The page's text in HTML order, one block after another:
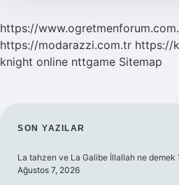
https://
https://modarazzi.com.tr https://
knight online nttgame Sitemap
SIDEBAR
SON YAZILAR
La tahzen ve La Galibe İllallah ne demek
Ağustos 7, 2026